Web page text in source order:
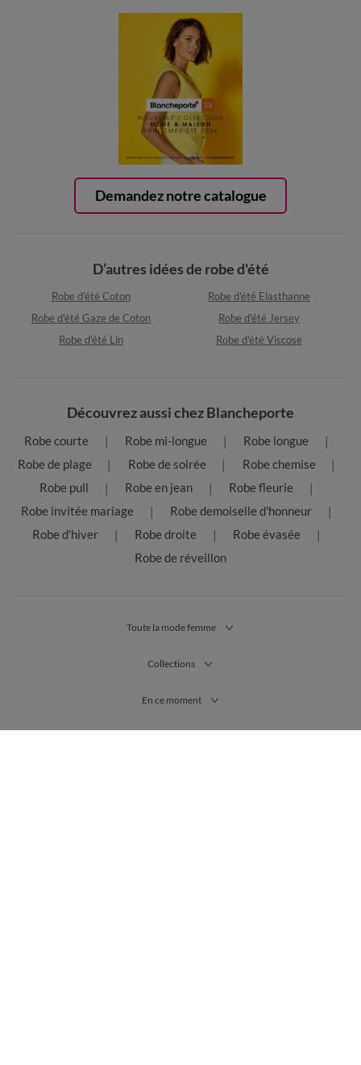
Demandez notre catalogue
D’autres idées de robe d'été
Robe d'été Coton
Robe d'été Elasthanne
Robe d'été Gaze de Coton
Robe d'été Jersey
Robe d'été Lin
Robe d'été Viscose
Découvrez aussi chez Blancheporte
Robe courte Robe mi-longue
Robe longue
Robe de plage
Robe de soirée
Robe chemise
Robe pull
Robe en jean
Robe fleurie
Robe invitée mariage
Robe demoiselle d'honneur
Robe d'hiver
Robe droite
Robe évasée
Robe de réveillon
Toute la mode femme
Collections
En ce moment